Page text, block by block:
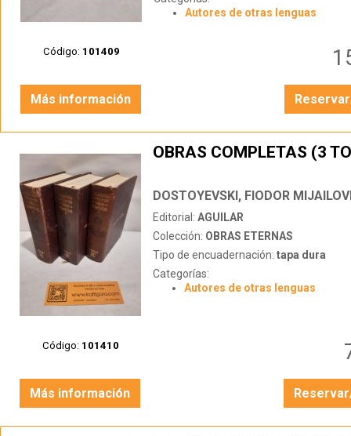
Código: 101409
Autores de otras lenguas
Más información
Código: 101410
OBRAS COMPLETAS (3
DOSTOYEVSKI, FIODOR
Editorial: AGUILAR
Colección: OBRAS ETERNAS
Tipo de encuadernación: tapa dura
Categorías:
Autores de otras lenguas
Más información